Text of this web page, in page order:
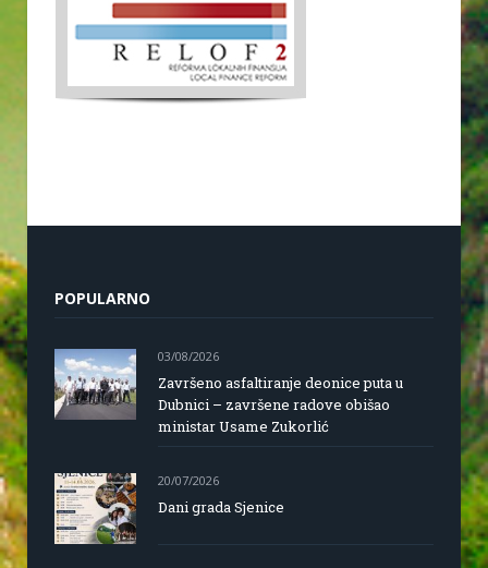
POPULARNO
03/08/2026
Završeno asfaltiranje deonice puta u
Dubnici – završene radove obišao
ministar Usame Zukorlić
20/07/2026
Dani grada Sjenice